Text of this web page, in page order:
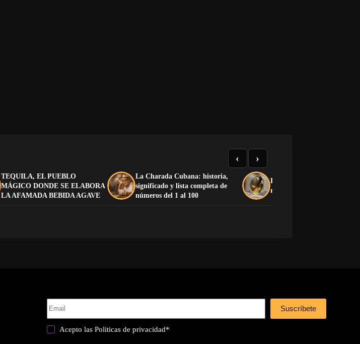
TEQUILA, EL PUEBLO
MÁGICO DONDE SE ELABORA
LA AFAMADA BEBIDA AGAVE
La Charada Cubana: historia,
significado y lista completa de
números del 1 al 100
El anillo de Carvilio: el
romano de Carvilio Gemello
‹ ›
Suscríbete
Acepto lasPoliticas de privacidad*